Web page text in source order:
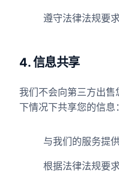
遵守法律法规要
4. 信息共享
我们不会向第三方出
下情况下共享您的信息：
与我们的服务提
根据法律法规要